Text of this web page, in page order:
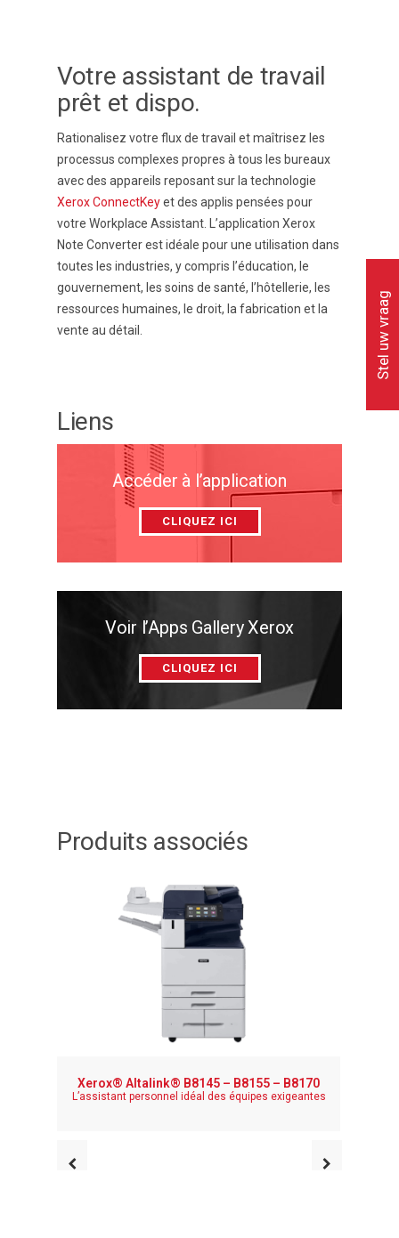
Votre assistant de travail
prêt et dispo.
Rationalisez votre flux de travail et maîtrisez les
processus complexes propres à tous les bureaux
avec des appareils reposant sur la technologie
Xerox ConnectKeyet des applis pensées pour
votre Workplace Assistant. L’application Xerox
Note Converter est idéale pour une utilisation dans
toutes les industries, y compris l’éducation, le
gouvernement, les soins de santé, l’hôtellerie, les
ressources humaines, le droit, la fabrication et la
vente au détail.
Liens
Accéder à l’application
CLIQUEZ ICI
Voir l’Apps Gallery Xerox
CLIQUEZ ICI
Produits associés
Xerox® Altalink® B8145 – B8155 – B8170
L’assistant personnel idéal des équipes exigeantes
Stel uw vraag